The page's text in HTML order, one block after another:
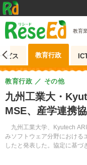
教育
ビス 教育行政
九州工業大・
MSE、産学連携
九州工業大学、Kyutech
みソフトウェア分野における
したと発表した。協定に基
教育行政 その他